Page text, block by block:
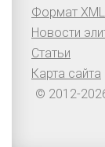
Формат
Новости
Статьи
Карта сайта
© 2012-